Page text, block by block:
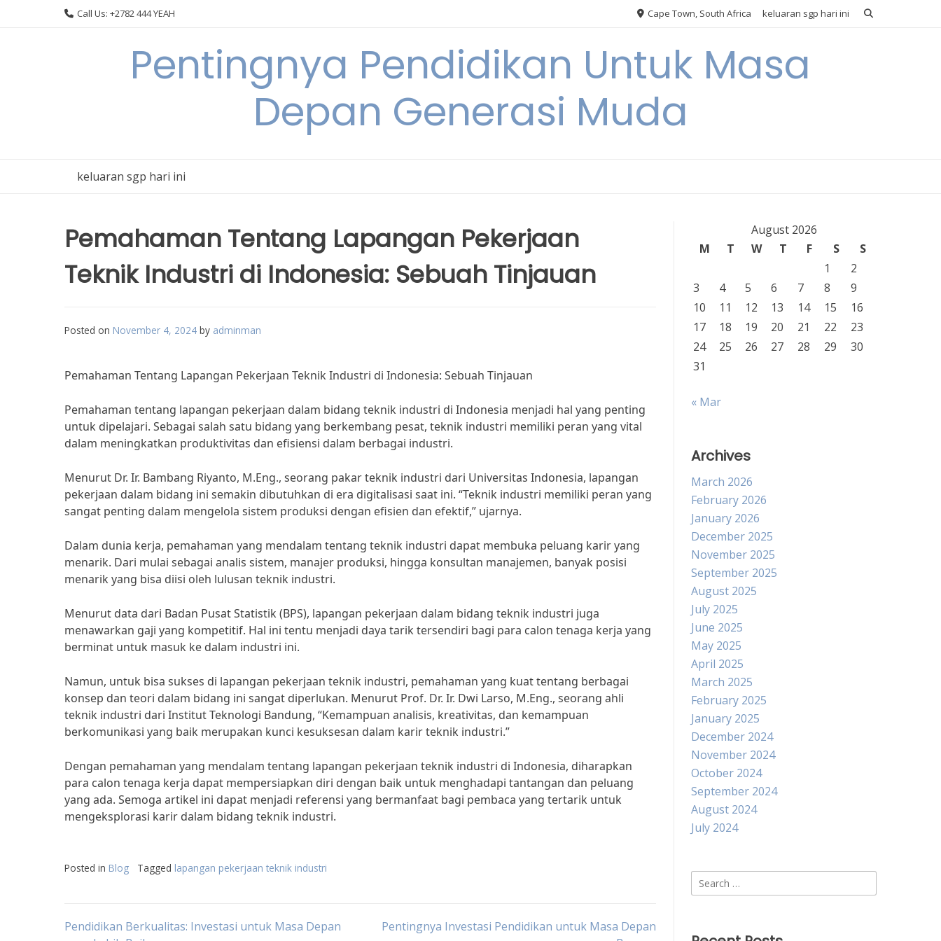
Call Us: +2782 444 YEAH Cape Town, South Africa keluaran sgp hari ini
Pentingnya Pendidikan Untuk Masa
Depan Generasi Muda
keluaran sgp hari ini
Pemahaman Tentang Lapangan Pekerjaan
Teknik Industri di Indonesia: Sebuah Tinjauan
Posted on November 4, 2024 by adminman
Pemahaman Tentang Lapangan Pekerjaan Teknik Industri di Indonesia: Sebuah Tinjauan
Pemahaman tentang lapangan pekerjaan dalam bidang teknik industri di Indonesia menjadi hal yang penting
untuk dipelajari. Sebagai salah satu bidang yang berkembang pesat, teknik industri memiliki peran yang vital
dalam meningkatkan produktivitas dan efisiensi dalam berbagai industri.
Menurut Dr. Ir. Bambang Riyanto, M.Eng., seorang pakar teknik industri dari Universitas Indonesia, lapangan
pekerjaan dalam bidang ini semakin dibutuhkan di era digitalisasi saat ini. “Teknik industri memiliki peran yang
sangat penting dalam mengelola sistem produksi dengan efisien dan efektif,” ujarnya.
Dalam dunia kerja, pemahaman yang mendalam tentang teknik industri dapat membuka peluang karir yang
menarik. Dari mulai sebagai analis sistem, manajer produksi, hingga konsultan manajemen, banyak posisi
menarik yang bisa diisi oleh lulusan teknik industri.
Menurut data dari Badan Pusat Statistik (BPS), lapangan pekerjaan dalam bidang teknik industri juga
menawarkan gaji yang kompetitif. Hal ini tentu menjadi daya tarik tersendiri bagi para calon tenaga kerja yang
berminat untuk masuk ke dalam industri ini.
Namun, untuk bisa sukses di lapangan pekerjaan teknik industri, pemahaman yang kuat tentang berbagai
konsep dan teori dalam bidang ini sangat diperlukan. Menurut Prof. Dr. Ir. Dwi Larso, M.Eng., seorang ahli
teknik industri dari Institut Teknologi Bandung, “Kemampuan analisis, kreativitas, dan kemampuan
berkomunikasi yang baik merupakan kunci kesuksesan dalam karir teknik industri.”
Dengan pemahaman yang mendalam tentang lapangan pekerjaan teknik industri di Indonesia, diharapkan
para calon tenaga kerja dapat mempersiapkan diri dengan baik untuk menghadapi tantangan dan peluang
yang ada. Semoga artikel ini dapat menjadi referensi yang bermanfaat bagi pembaca yang tertarik untuk
mengeksplorasi karir dalam bidang teknik industri.
Posted in Blog Tagged lapangan pekerjaan teknik industri
Post
Pendidikan Berkualitas: Investasi untuk Masa Depan
Pentingnya Investasi Pendidikan untuk Masa Depan
August 2026
M
T W T F S
S
1
2
3
4 5 6 7 8
9
10
11 12 13 14 15
16
17
18 19 20 21 22
23
24
25 26 27 28 29
30
31
« Mar
Archives
March 2026
February 2026
January 2026
December 2025
November 2025
September 2025
August 2025
July 2025
June 2025
May 2025
April 2025
March 2025
February 2025
January 2025
December 2024
November 2024
October 2024
September 2024
August 2024
July 2024
Search
for: